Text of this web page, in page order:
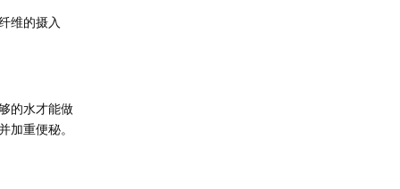
维的摄入
的水才能做
重便秘。